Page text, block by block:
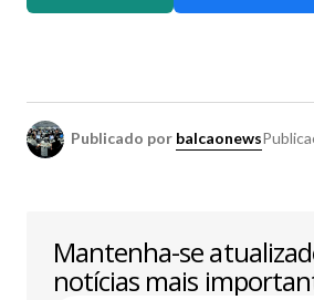
Publicado por balcaonews
Mantenha-se
notícias mais